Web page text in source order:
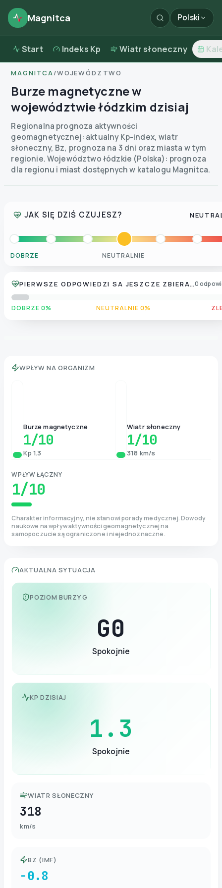
Magnitca Polski
Start Indeks Kp Wiatr słoneczny
MAGNITCA/WOJEWÓDZTWO
Burze magnetyczne w
województwie łódzkim dzisiaj
Regionalna prognoza aktywności
geomagnetycznej: aktualny Kp-index, wiatr
słoneczny, Bz, prognoza na 3 dni oraz miasta w tym
regionie.Województwo łódzkie (Polska): prognoza
dla regionu i miast dostępnych w katalogu Magnitca.
JAK SIĘ DZIŚ CZUJESZ?
DOBRZE NEUTRALNIE
PIERWSZE ODPOWIEDZI SA JESZCZE ZBIERANE0
DOBRZE 0% NEUTRALNIE 0%
WPŁYW NA ORGANIZM
Burze magnetyczne
1/10
Kp 1.3
Wiatr słoneczny
1/10
318 km/s
WPŁYW ŁĄCZNY
1/10
Charakter informacyjny, nie stanowi porady medycznej. Dowody
naukowe na wpływ aktywności geomagnetycznej na
samopoczucie są ograniczone i niejednoznaczne.
AKTUALNA SYTUACJA
POZIOM BURZY G
G0
Spokojnie
KP DZISIAJ
1.3
Spokojnie
WIATR SŁONECZNY
318
km/s
BZ (IMF)
-0.8